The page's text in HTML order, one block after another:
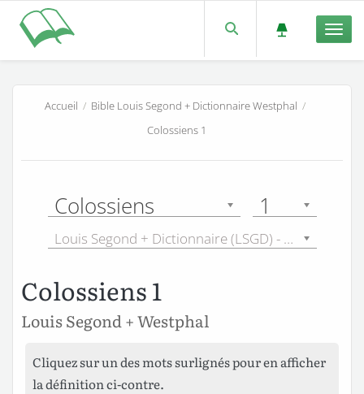
Accueil / Bible Louis Segond + Dictionnaire Westphal /
Colossiens 1
Colossiens 1
Louis Segond + Dictionnaire (LSGD) - 1910
Colossiens 1
Louis Segond + Westphal
Cliquez sur un des mots surlignés pour en afficher
la définition ci-contre.